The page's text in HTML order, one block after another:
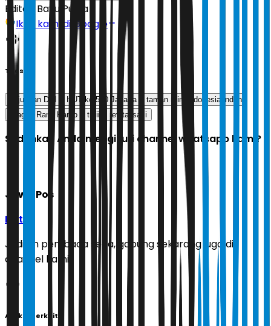
Editor: Bayu Putra
Ikuti kami di Google
Tags
anjungan DKI HUT ke-500 Jakarta
taman mini indonesia indah
Wagub Rano Karno
tmii revitalisasi
Sudahkah Anda mengikuti channel whatsapp kami?
Jawa Pos
Ikuti
Jadilah pembaca setia, gabung sekarang juga di
channel kami!
Artikel Terkait